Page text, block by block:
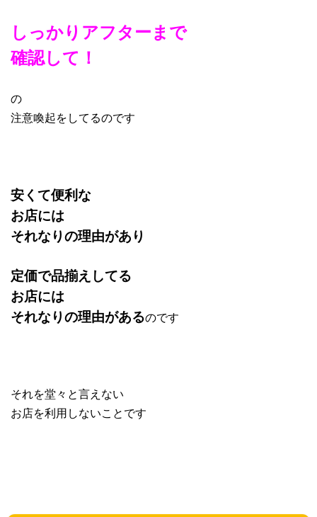
しっかりアフターまで
確認して！
の
注意喚起をしてるのです
安くて便利な
お店には
それなりの理由があり
定価で品揃えしてる
お店には
それなりの理由があるのです
それを堂々と言えない
お店を利用しないことです